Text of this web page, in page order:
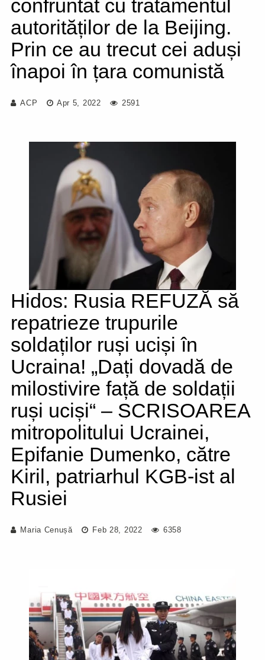
confruntat cu tratamentul
autorităților de la Beijing.
Prin ce au trecut cei aduși
înapoi în țara comunistă
ACP Apr 5, 2022 2591
Hidos: Rusia REFUZĂ să
repatrieze trupurile
soldaților ruși uciși în
Ucraina! „Dați dovadă de
milostivire față de soldații
ruși uciși“ – SCRISOAREA
mitropolitului Ucrainei,
Epifanie Dumenko, către
Kiril, patriarhul KGB-ist al
Rusiei
Maria Cenușă Feb 28, 2022 6358